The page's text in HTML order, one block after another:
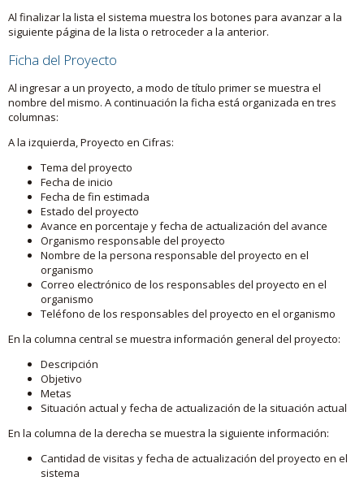
Al finalizar la lista el sistema muestra los botones para avanzar a la
siguiente página de la lista o retroceder a la anterior.
Ficha del Proyecto
Al ingresar a un proyecto, a modo de título primer se muestra el
nombre del mismo. A continuación la ficha está organizada en tres
columnas:
A la izquierda, Proyecto en Cifras:
Tema del proyecto
Fecha de inicio
Fecha de fin estimada
Estado del proyecto
Avance en porcentaje y fecha de actualización del avance
Organismo responsable del proyecto
Nombre de la persona responsable del proyecto en el
organismo
Correo electrónico de los responsables del proyecto en el
organismo
Teléfono de los responsables del proyecto en el organismo
En la columna central se muestra información general del proyecto:
Descripción
Objetivo
Metas
Situación actual y fecha de actualización de la situación actual
En la columna de la derecha se muestra la siguiente información:
Cantidad de visitas y fecha de actualización del proyecto en el
sistema